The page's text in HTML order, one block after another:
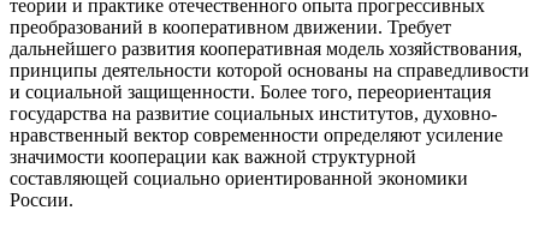
теории и практике отечественного опыта прогрессивных
преобразований в кооперативном движении. Требует
дальнейшего развития кооперативная модель хозяйствования,
принципы деятельности которой основаны на справедливости
и социальной защищенности. Более того, переориентация
государства на развитие социальных институтов, духовно-
нравственный вектор современности определяют усиление
значимости кооперации как важной структурной
составляющей социально ориентированной экономики
России.